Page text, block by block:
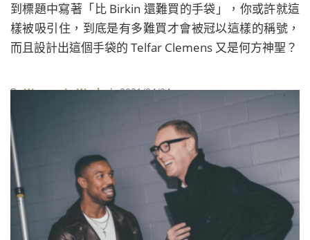
到標題中寫著「比 Birkin 還難買的手袋」，你或許就這
樣被吸引住，到底是有多難買才會被冠以這樣的稱號，
而且設計出這個手袋的 Telfar Clemens 又是何方神聖？
ByWomen In Work| 2021/04/24